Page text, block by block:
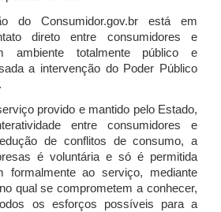
do Consumidor.gov.br está em
direto entre consumidores e
ambiente totalmente público e
a intervenção do Poder Público
provido e mantido pelo Estado,
entre consumidores e
de conflitos de consumo, a
é voluntária e só é permitida
formalmente ao serviço, mediante
qual se comprometem a conhecer,
os esforços possíveis para a